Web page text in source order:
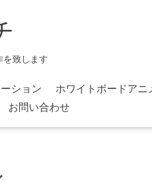
を致します
ション
ホワイトボードアニ
お問い合わせ